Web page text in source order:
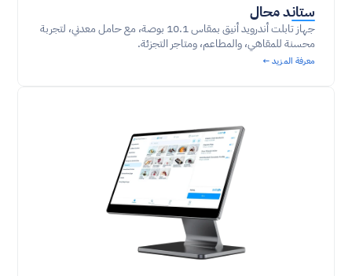
ستاند محال
محسنة للمقاهي، والمطاعم، ومتاجر التجزئة.
معرفة المزيد ←